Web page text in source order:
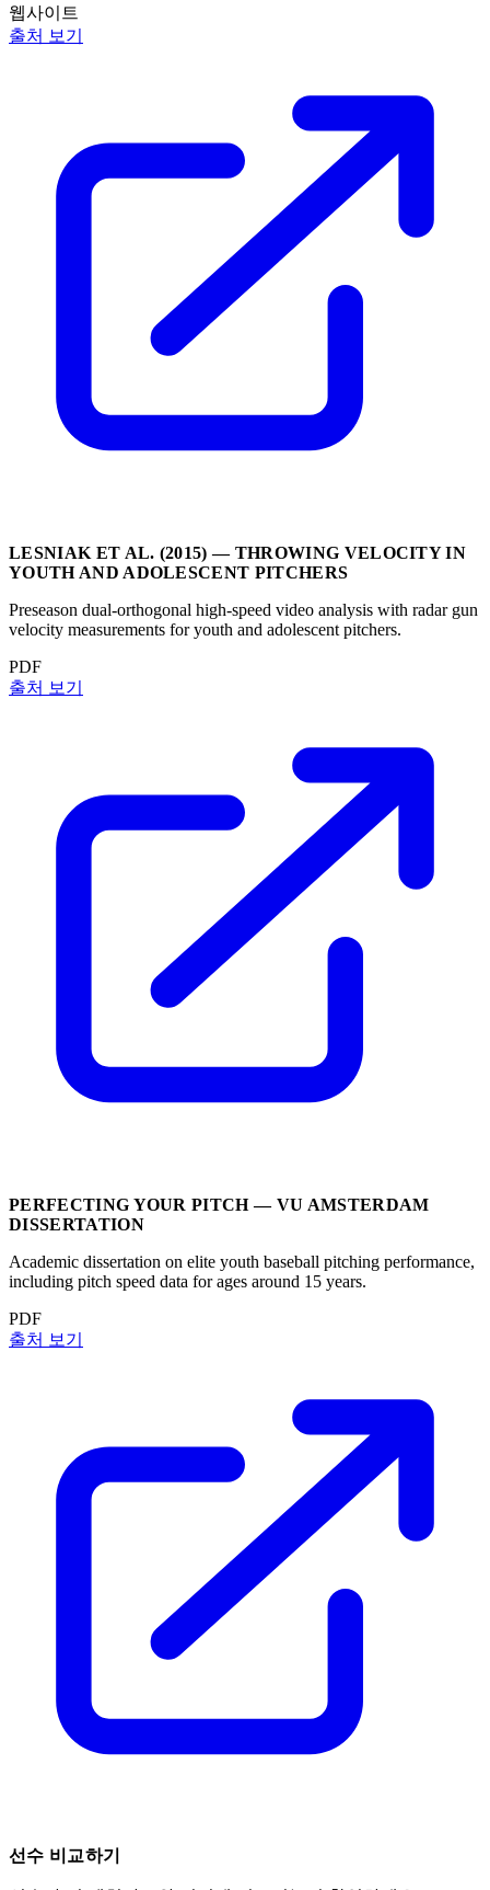
웹사이트
출처 보기
LESNIAK ET AL. (2015) — THROWING VELOCITY IN
YOUTH AND ADOLESCENT PITCHERS
Preseason dual-orthogonal high-speed video analysis with radar gun
velocity measurements for youth and adolescent pitchers.
PDF
출처 보기
PERFECTING YOUR PITCH — VU AMSTERDAM
DISSERTATION
Academic dissertation on elite youth baseball pitching performance,
including pitch speed data for ages around 15 years.
PDF
출처 보기
선수 비교하기